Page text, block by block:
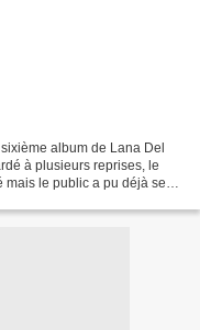
album de Lana Del
à plusieurs reprises, le
mais le public a pu déjà se